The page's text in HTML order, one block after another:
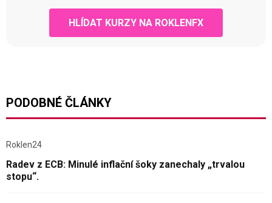
HLÍDAT KURZY NA ROKLENFX
PODOBNÉ ČLÁNKY
Roklen24
Radev z ECB: Minulé inflační šoky zanechaly „trvalou
stopu“.